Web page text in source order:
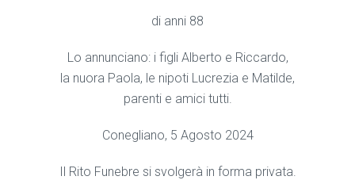
di anni 88
Lo annunciano: i figli Alberto e Riccardo,
la nuora Paola, le nipoti Lucrezia e Matilde,
parenti e amici tutti.
Conegliano, 5 Agosto 2024
Il Rito Funebre si svolgerà in forma privata.